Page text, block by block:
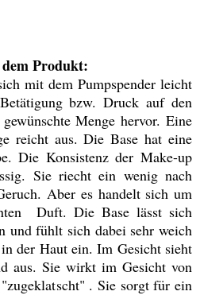
Produkt:
mit dem Pumpspender leicht
bzw. Druck auf den
Menge hervor. Eine
reicht aus. Die Base hat eine
Die Konsistenz der Make-up
Sie riecht ein wenig nach
Aber es handelt sich um
Duft. Die Base lässt sich
und fühlt sich dabei sehr weich
der Haut ein. Im Gesicht sieht
aus. Sie wirkt im Gesicht von
. Sie sorgt für ein